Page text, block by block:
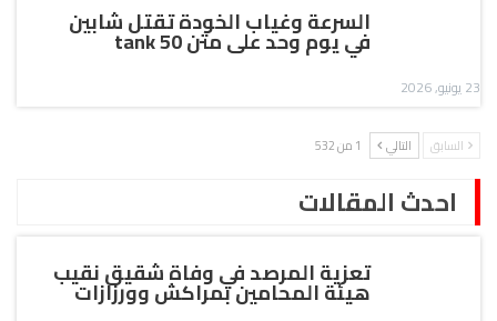
السرعة وغياب الخودة تقتل شابين
في يوم وحد على متن tank 50
23 يونيو, 2026
السابق التالي 1 من 532
احدث المقالات
تعزية المرصد في وفاة شقيق نقيب
هيئة المحامين بمراكش وورزازات